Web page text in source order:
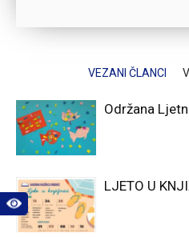
VEZANI ČLANCI
Održana
LJETO U